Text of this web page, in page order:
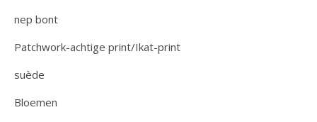
nep bont
Patchwork-achtige print/Ikat-print
suède
Bloemen